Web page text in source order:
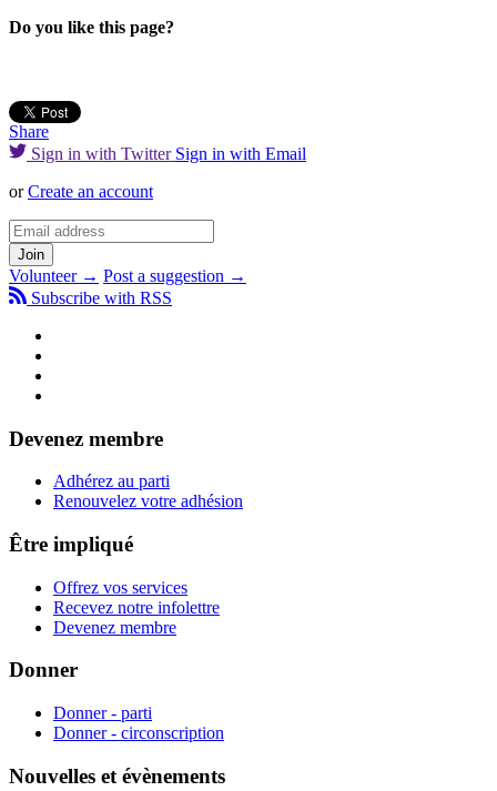
Do you like this page?
Share
Sign in with Twitter Sign in with Email
orCreate an account
Volunteer → Post a suggestion →
Subscribe with RSS
Devenez membre
Adhérez au parti
Renouvelez votre adhésion
Être impliqué
Offrez vos services
Recevez notre infolettre
Devenez membre
Donner
Donner - parti
Donner - circonscription
Nouvelles et évènements